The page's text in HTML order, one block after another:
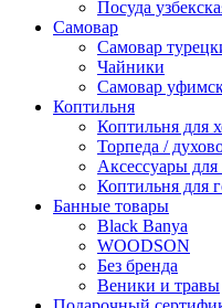
Посуда
Самовар
Самовар
Чайники
Самовар
Коптильня
Коптильня для
Торпеда /
Аксессуары
Коптильня для
Банные товары
Black Banya
WOODSON
Без бренда
Веники и травы